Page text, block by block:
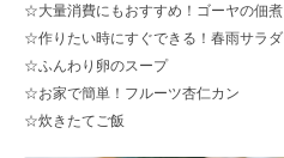
☆大量消費にもおすすめ！ゴーヤの佃煮
☆作りたい時にすぐできる！春雨サラダ
☆ふんわり卵のスープ
☆お家で簡単！フルーツ杏仁カン
☆炊きたてご飯